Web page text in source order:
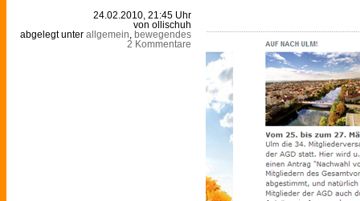
24.02.2010, 21:45 Uhr
von ollischuh
abgelegt unter allgemein
bewegendes
2 Kommentare